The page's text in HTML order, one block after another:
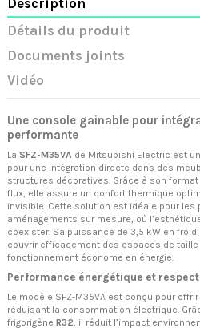
Détails du produit
Documents joints
Vidéo
Une console gainable pour
performante
La SFZ-M35VA de Mitsubishi Electric est
pour une intégration directe dans des
structures décoratives. Grâce à son
flux, elle assure un confort thermique
invisible. Cette solution est idéale pour les
aménagements sur mesure, où
coexister. Sa puissance de 3,5 kW en
couvrir efficacement des espaces de
fonctionnement économe en énergie.
Performance énergétique et
Le modèle SFZ-M35VA est conçu pour
réduisant la consommation électrique.
frigorigène R32, il réduit l’impact